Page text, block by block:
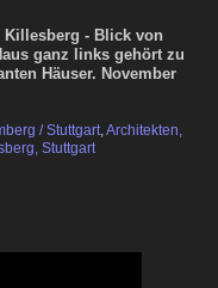
Killesberg - Blick von
ganz links gehört zu
Häuser. November
/ Stuttgart,Architekten,
Stuttgart